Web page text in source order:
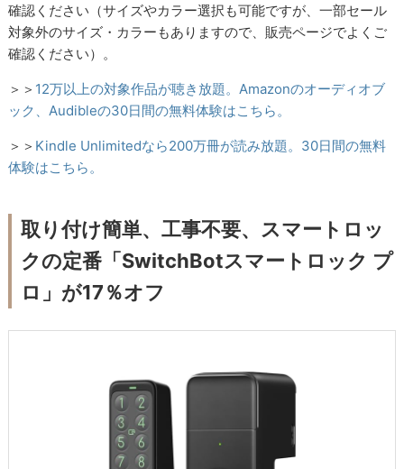
確認ください（サイズやカラー選択も可能ですが、一部セール
対象外のサイズ・カラーもありますので、販売ページでよくご
確認ください）。
＞＞ 12万以上の対象作品が聴き放題。Amazonのオーディオブ
ック、Audibleの30日間の無料体験はこちら。
＞＞ Kindle Unlimitedなら200万冊が読み放題。30日間の無料
体験はこちら。
取り付け簡単、工事不要、スマートロッ
クの定番「SwitchBotスマートロック プ
ロ」が17％オフ